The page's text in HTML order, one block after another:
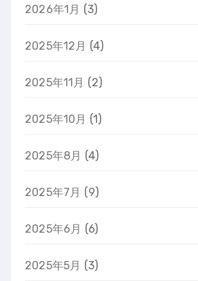
2026年1月 (3)
2025年12月 (4)
2025年11月 (2)
2025年10月 (1)
2025年8月 (4)
2025年7月 (9)
2025年6月 (6)
2025年5月 (3)